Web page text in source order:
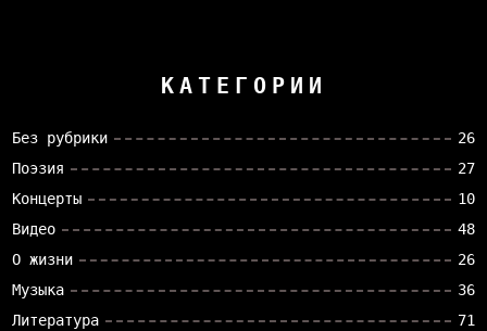
КАТЕГОРИИ
Без рубрики
26
Поэзия
27
Концерты
10
Видео
48
О жизни
26
Музыка
36
Литература
71